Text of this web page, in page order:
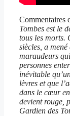
Tombes est le
tous les morts.
siècles, a
maraudeurs
personnes
inévitable
lèvres et que
dans le cœur
devient rouge,
Gardien des